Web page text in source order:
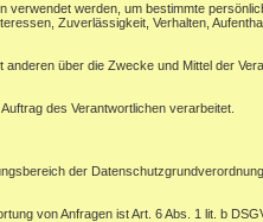
verwendet werden, um bestimmte
Zuverlässigkeit, Verhalten,
über die Zwecke und Mittel der
des Verantwortlichen verarbeitet.
der
von Anfragen ist Art. 6 Abs. 1 lit. b